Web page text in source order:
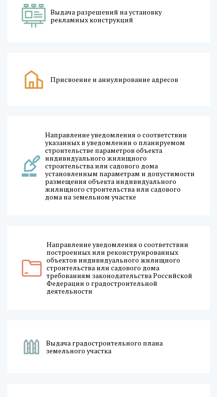
Выдача разрешений на установку
рекламных конструкций
Присвоение и аннулирование адресов
Направление уведомления о соответствии
указанных в уведомлении о планируемом
строительстве параметров объекта
индивидуального жилищного
строительства или садового дома
установленным параметрам и допустимости
размещения объекта индивидуального
жилищного строительства или садового
дома на земельном участке
Направление уведомления о соответствии
построенных или реконструированных
объектов индивидуального жилищного
строительства или садового дома
требованиям законодательства Российской
Федерации о градостроительной
деятельности
Выдача градостроительного плана
земельного участка